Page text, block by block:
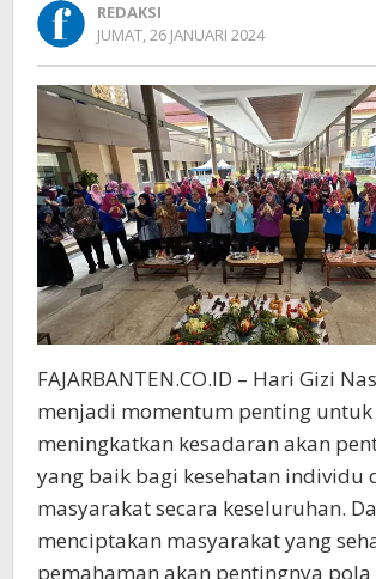
Gizi
REDAKSI
JUMAT, 26 JANUARI 2024
FAJARBANTEN.CO.ID – Hari Gizi
menjadi momentum penting untuk
meningkatkan kesadaran akan
yang baik bagi kesehatan individu
masyarakat secara keseluruhan.
menciptakan masyarakat yang
pemahaman akan pentingnya